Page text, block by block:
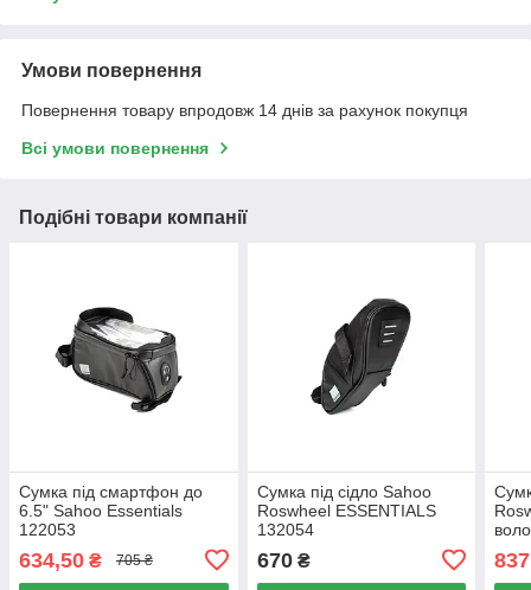
Умови повернення
Повернення товару впродовж 14 днів за рахунок покупця
Всі умови повернення
Подібні товари компанії
Сумка під смартфон до
6.5" Sahoo Essentials
122053
634,50 ₴ 705 ₴
Сумка під сідло Sahoo
Roswheel ESSENTIALS
132054
670₴ 837